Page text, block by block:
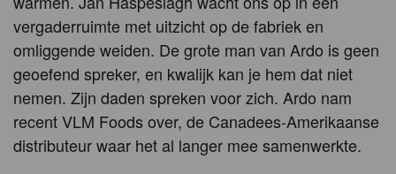
vergaderruimte met uitzicht op de fabriek en
omliggende weiden. De grote man van Ardo is geen
geoefend spreker, en kwalijk kan je hem dat niet
nemen. Zijn daden spreken voor zich. Ardo nam
recent VLM Foods over, de Canadees-Amerikaanse
distributeur waar het al langer mee samenwerkte.